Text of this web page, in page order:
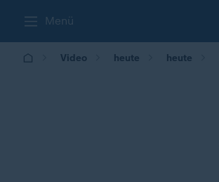
Menü
Video heute heute